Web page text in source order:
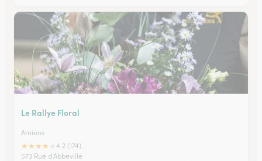
Le Rallye Floral
Amiens
★★★★
4.2 (174)
573 Rue d'Abbeville